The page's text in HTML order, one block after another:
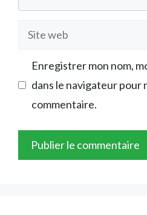
mail
Site
Enregistrer mon nom,
dans le navigateur pour
commentaire.